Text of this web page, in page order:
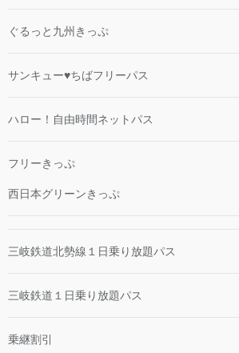
ぐるっと九州きっぷ
サンキュー♥ちばフリーパス
ハロー！自由時間ネットパス
フリーきっぷ
西日本グリーンきっぷ
三岐鉄道北勢線１日乗り放題パス
三岐鉄道１日乗り放題パス
乗継割引